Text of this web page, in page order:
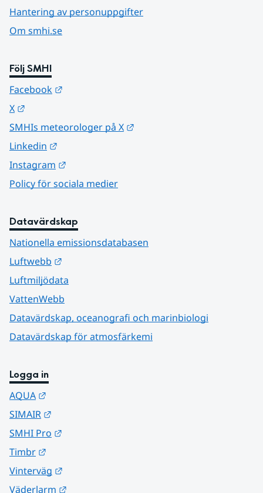
Hantering av personuppgifter
Om smhi.se
Följ SMHI
Facebook
X
SMHIs meteorologer på X
Linkedin
Instagram
Policy för sociala medier
Datavärdskap
Nationella emissionsdatabasen
Luftwebb
Luftmiljödata
VattenWebb
Datavärdskap, oceanografi och marinbiologi
Datavärdskap för atmosfärkemi
Logga in
AQUA
SIMAIR
SMHI Pro
Timbr
Vinterväg
Väderlarm